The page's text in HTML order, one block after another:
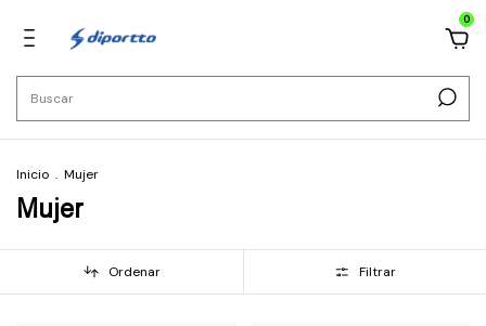
0
Inicio . Mujer
Mujer
Ordenar Filtrar